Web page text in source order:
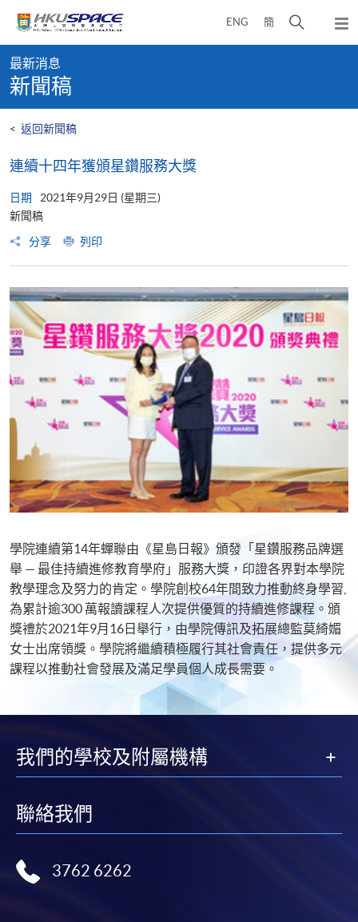
content
ENG 簡
開
彈
出
content
start
最新消息
新聞稿
< 返回新聞稿
連續十四年獲頒星鑽服務大獎
日期
2021年9月29日 (星期三)
新聞稿
分享
列印
學院連續第14年蟬聯由《星島日報》頒發「星鑽服務品牌選
舉 — 最佳持續進修教育學府」服務大獎，印證各界對本學院
教學理念及努力的肯定。學院創校64年間致力推動終身學習,
為累計逾300 萬報讀課程人次提供優質的持續進修課程。頒
獎禮於2021年9月16日舉行，由學院傳訊及拓展總監莫綺媚
女士出席領獎。學院將繼續積極履行其社會責任，提供多元
課程以推動社會發展及滿足學員個人成長需要。
我們的學校及附屬機構
聯絡我們
3762 6262